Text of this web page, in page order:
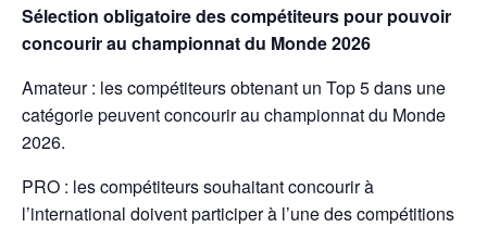
Sélection obligatoire des compétiteurs pour pouvoir
concourir au championnat du Monde 2026
Amateur : les compétiteurs obtenant un Top 5 dans une
catégorie peuvent concourir au championnat du Monde
2026.
PRO : les compétiteurs souhaitant concourir à
l’international doivent participer à l’une des compétitions